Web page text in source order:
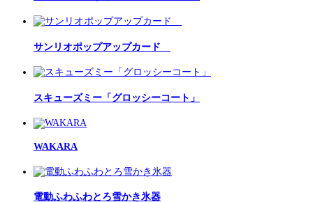
サンリオポップアップカード
スキューズミー「グロッシーコート」
WAKARA
電動ふわふわとろ雪かき氷器